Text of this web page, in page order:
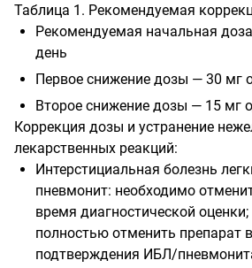
Таблица 1. Рекомендуемая
Рекомендуемая начальная
день
Первое снижение дозы — 30 мг
Второе снижение дозы — 15 мг
Коррекция дозы и устранение
лекарственных реакций:
Интерстициальная болезнь
пневмонит: необходимо
время диагностической
полностью отменить препарат
подтверждения ИБЛ/